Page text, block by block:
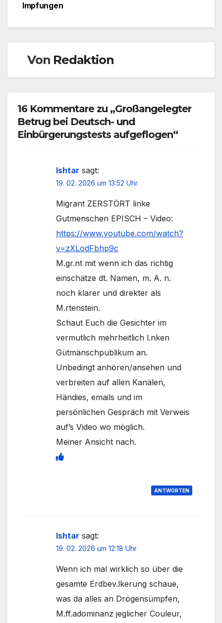
Impfungen
Von Redaktion
16 Kommentare zu „Großangelegter
Betrug bei Deutsch- und
Einbürgerungstests aufgeflogen“
Ishtar sagt:
19. 02. 2026 um 13:52 Uhr
Migrant ZERSTÖRT linke
Gutmenschen EPISCH – Video:
https://www.youtube.com/watch?
v=zXLodFbhp9c
M.gr.nt mit wenn ich das richtig
einschätze dt. Namen, m. A. n.
noch klarer und direkter als
M.rtenstein.
Schaut Euch die Gesichter im
vermutlich mehrheitlich l.nken
Gütmänschpublikum an.
Unbedingt anhören/ansehen und
verbreiten auf allen Kanälen,
Händies, emails und im
persönlichen Gespräch mit Verweis
auf’s Video wo möglich.
Meiner Ansicht nach.
ANTWORTEN
Ishtar sagt:
19. 02. 2026 um 12:18 Uhr
Wenn ich mal wirklich so über die
gesamte Erdbev.lkerung schaue,
was da alles an Drögensümpfen,
M.ff.adominanz jeglicher Couleur,